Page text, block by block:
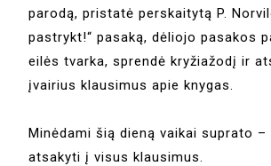
parodą, pristatė perskaitytą P.
pastrykt!“ pasaką, dėliojo pasakos
eilės tvarka, sprendė kryžiažodį ir
įvairius klausimus apie knygas.
Minėdami šią dieną vaikai suprato –
atsakyti į visus klausimus.